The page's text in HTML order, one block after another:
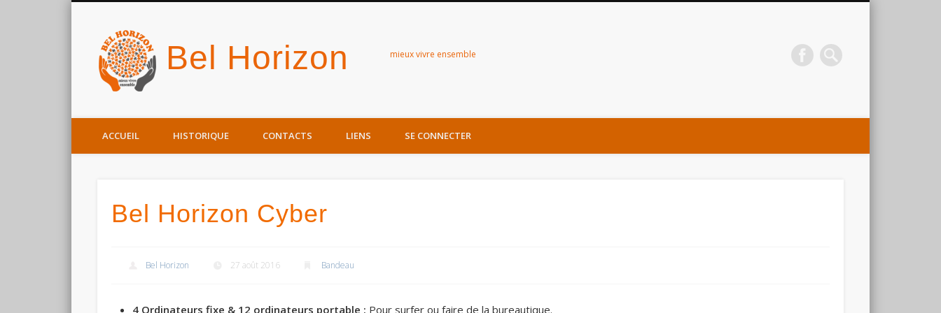
Bel Horizon mieux vivre ensemble
Facebook
ACCUEIL HISTORIQUE CONTACTS LIENS SE CONNECTER
Bel Horizon Cyber
Bel Horizon 27 août 2016 Bandeau
4 Ordinateurs fixe & 12 ordinateurs portable : Pour surfer ou faire de la bureautique.